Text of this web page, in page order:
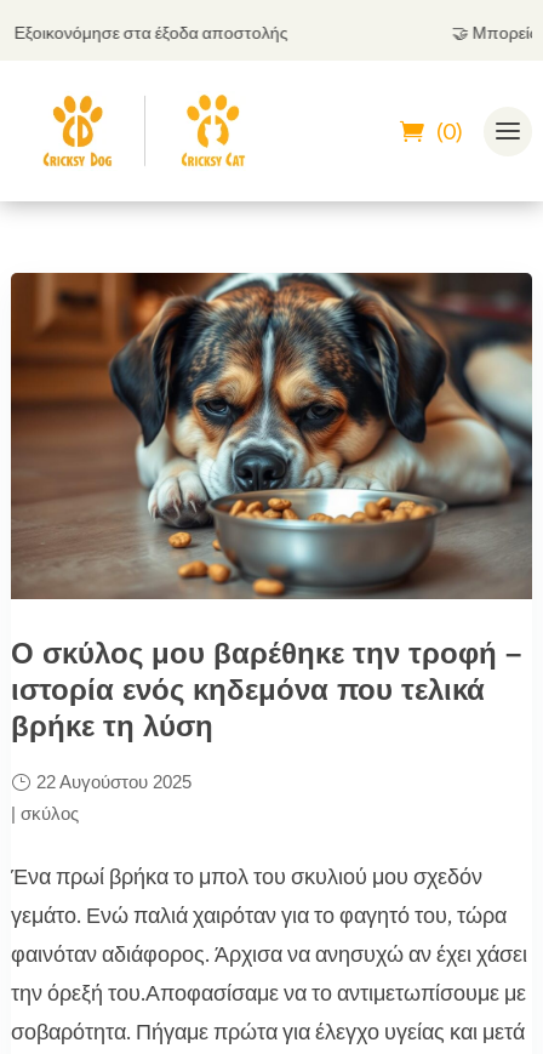
στα έξοδα αποστολής Μπορείς να
(0)
Ο σκύλος μου βαρέθηκε την τροφή –
ιστορία ενός κηδεμόνα που τελικά
βρήκε τη λύση
22 Αυγούστου 2025
| σκύλος
Ένα πρωί βρήκα το μπολ του σκυλιού μου σχεδόν
γεμάτο. Ενώ παλιά χαιρόταν για το φαγητό του, τώρα
φαινόταν αδιάφορος. Άρχισα να ανησυχώ αν έχει χάσει
την όρεξή του.Αποφασίσαμε να το αντιμετωπίσουμε με
σοβαρότητα. Πήγαμε πρώτα για έλεγχο υγείας και μετά